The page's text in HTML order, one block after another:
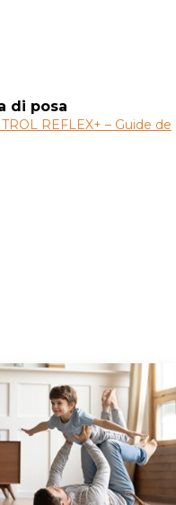
di posa
REFLEX+ – Guide de